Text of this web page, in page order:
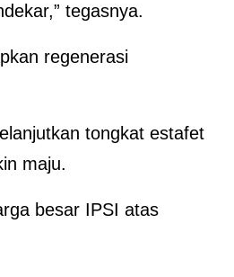
tegasnya.
regenerasi
tongkat estafet
maju.
besar IPSI atas